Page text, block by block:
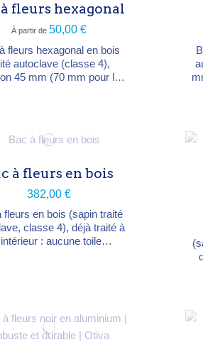
traité (Thermowood) pour
extérieur....
à fleurs hexagonal
À partir de 50,00 €
fleurs hexagonal en bois
autoclave (classe 4),
45 mm (70 mm pour le
PVC résistant au
gel (-25 °C) en option.
à fleurs en bois
382,00 €
fleurs en bois (sapin traité
classe 4), déjà traité à
: aucune toile